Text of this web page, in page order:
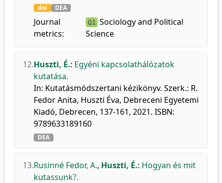
doi DEA
Journal
metrics:
Q1
Sociology and Political
Science
12.Huszti, É.: Egyéni kapcsolathálózatok
kutatása.
In: Kutatásmódszertani kézikönyv. Szerk.: R.
Fedor Anita, Huszti Éva, Debreceni Egyetemi
Kiadó, Debrecen, 137-161, 2021. ISBN:
9789633189160
DEA
13.Rusinné Fedor, A., Huszti, É.: Hogyan és mit
kutassunk?.